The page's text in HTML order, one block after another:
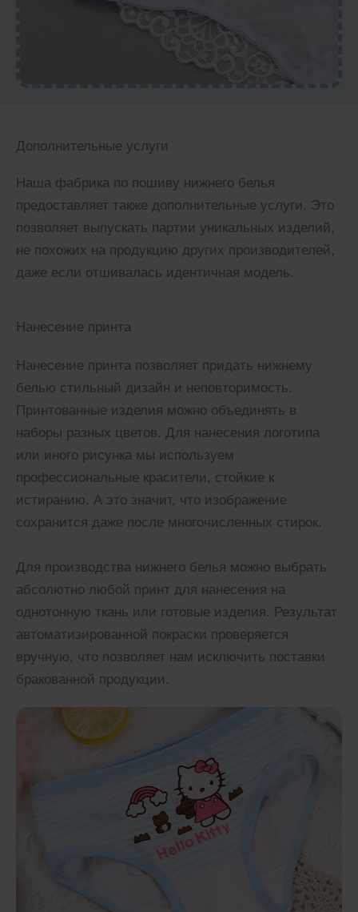
Дополнительные услуги
Наша фабрика по пошиву нижнего белья
предоставляет также дополнительные услуги. Это
позволяет выпускать партии уникальных изделий,
не похожих на продукцию других производителей,
даже если отшивалась идентичная модель.
Нанесение принта
Нанесение принта позволяет придать нижнему
белью стильный дизайн и неповторимость.
Принтованные изделия можно объединять в
наборы разных цветов. Для нанесения логотипа
или иного рисунка мы используем
профессиональные красители, стойкие к
истиранию. А это значит, что изображение
сохранится даже после многочисленных стирок.
Для производства нижнего белья можно выбрать
абсолютно любой принт для нанесения на
однотонную ткань или готовые изделия. Результат
автоматизированной покраски проверяется
вручную, что позволяет нам исключить поставки
бракованной продукции.